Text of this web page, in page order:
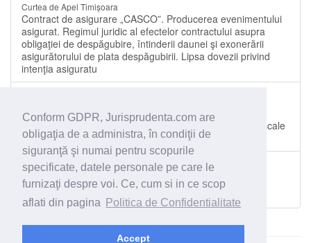
Conform GDPR, Jurisprudenta.com are
obligaţia de a administra, în condiţii de
siguranţă şi numai pentru scopurile
specificate, datele personale pe care le
furnizaţi despre voi. Ce, cum si in ce scop
aflati din pagina
Politica de Confidentialitate
Accept
Curtea de Apel Timișoara
Contract de asigurare „CASCO”. Producerea evenimentului
asigurat. Regimul juridic al efectelor contractului asupra
obligaţiei de despăgubire, întinderii daunei şi exonerării
asigurătorului de plata despăgubirii. Lipsa dovezii privind
intenţia asiguratu
Curtea de Apel Constanța
Hotărâre care tine loc de contract de vânzare. Datorii fiscale
ale vânzătorului.
Decizie - 09.02.2016
Tribunalul Bacău
Contracte